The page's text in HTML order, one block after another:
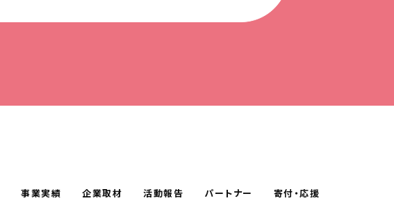
事業実績 企業取材 活動報告 パートナー 寄付・応援